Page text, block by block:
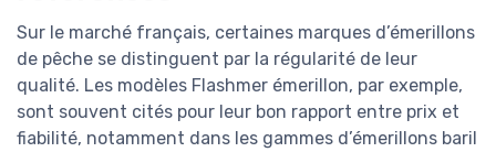
Sur le marché français, certaines marques d’émerillons
de pêche se distinguent par la régularité de leur
qualité. Les modèles Flashmer émerillon, par exemple,
sont souvent cités pour leur bon rapport entre prix et
fiabilité, notamment dans les gammes d’émerillons baril